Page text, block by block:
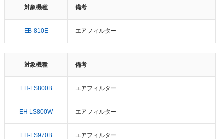
対象機種 備考
EB-810E エアフィルター
対象機種 備考
EH-LS800B エアフィルター
EH-LS800W エアフィルター
EH-LS970B エアフィルター